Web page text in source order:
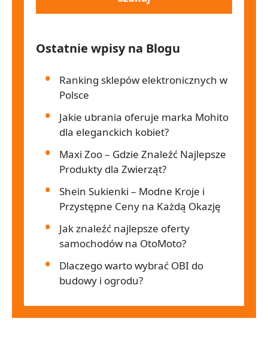
Ostatnie wpisy na Blogu
Ranking sklepów elektronicznych w
Polsce
Jakie ubrania oferuje marka Mohito
dla eleganckich kobiet?
Maxi Zoo – Gdzie Znaleźć Najlepsze
Produkty dla Zwierząt?
Shein Sukienki – Modne Kroje i
Przystępne Ceny na Każdą Okazję
Jak znaleźć najlepsze oferty
samochodów na OtoMoto?
Dlaczego warto wybrać OBI do
budowy i ogrodu?